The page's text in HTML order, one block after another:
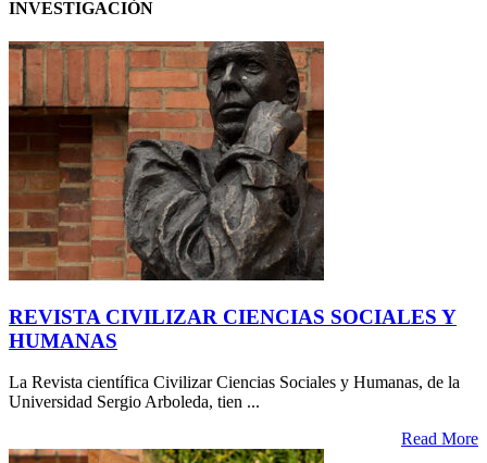
INVESTIGACIÓN
REVISTA CIVILIZAR CIENCIAS SOCIALES Y
HUMANAS
La Revista científica Civilizar Ciencias Sociales y Humanas, de la
Universidad Sergio Arboleda, tien ...
Read More